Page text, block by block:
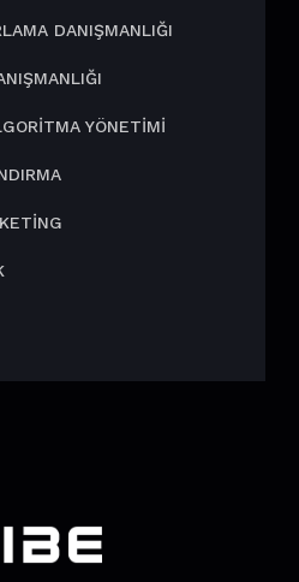
DANIŞMANLIĞI
YÖNETIMI